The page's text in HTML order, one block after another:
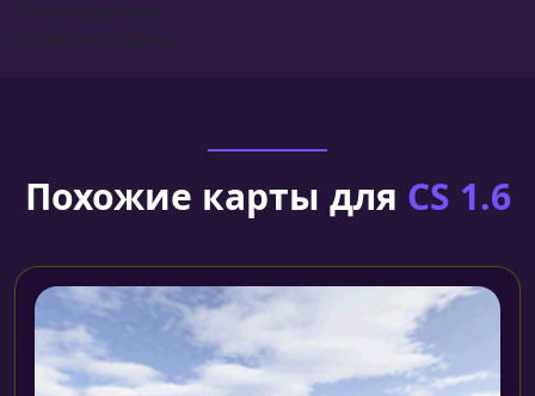
Похожие карты для CS 1.6